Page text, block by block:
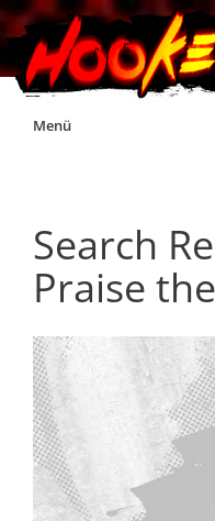
Skip
Menü
Exklusiv für
Jobs
Discord
Search
Praise